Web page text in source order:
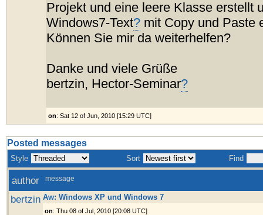
Projekt und eine leere Klasse erstellt
Windows7-Text? mit Copy und Paste
Können Sie mir da weiterhelfen?
Danke und viele Grüße
bertzin, Hector-Seminar?
on: Sat 12 of Jun, 2010 [15:29 UTC]
Posted messages
Style Sort Find
author message
bertzin Aw: Windows XP und Windows 7
on: Thu 08 of Jul, 2010 [20:08 UTC]